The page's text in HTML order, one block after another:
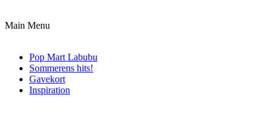
Main Menu
Pop Mart Labubu
Sommerens hits!
Gavekort
Inspiration